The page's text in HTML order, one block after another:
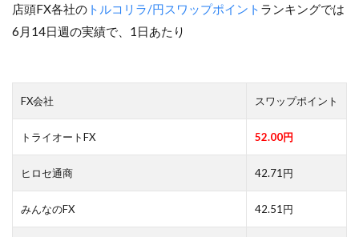
店頭FX各社の トルコリラ/円スワップポイント ランキングでは
6月14日週の実績で、1日あたり
FX会社 スワップポイント
トライオートFX 52.00円
ヒロセ通商 42.71円
みんなのFX 42.51円